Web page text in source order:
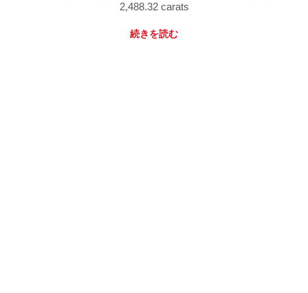
2,488.32 carats
続きを読む